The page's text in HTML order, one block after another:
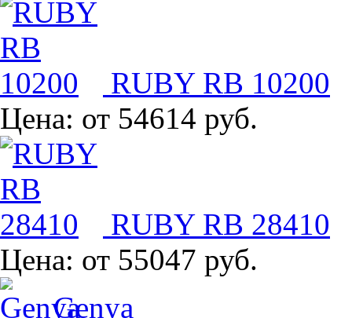
RUBY RB 10200
Цена: от 54614 руб.
RUBY RB 28410
Цена: от 55047 руб.
Genya